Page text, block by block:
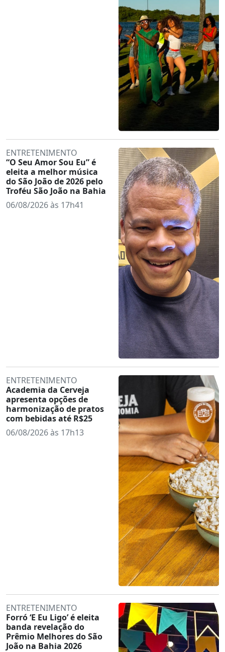
ENTRETENIMENTO
“O Seu Amor Sou Eu” é
eleita a melhor música
do São João de 2026 pelo
Troféu São João na Bahia
06/08/2026 às 17h41
ENTRETENIMENTO
Academia da Cerveja
apresenta opções de
harmonização de pratos
com bebidas até R$25
06/08/2026 às 17h13
ENTRETENIMENTO
Forró ‘E Eu Ligo’ é eleita
banda revelação do
Prêmio Melhores do São
João na Bahia 2026